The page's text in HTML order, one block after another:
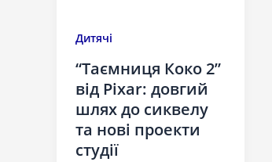
Дитячі
“Таємниця Коко 2”
від Pixar: довгий
шлях до сиквелу
та нові проекти
студії